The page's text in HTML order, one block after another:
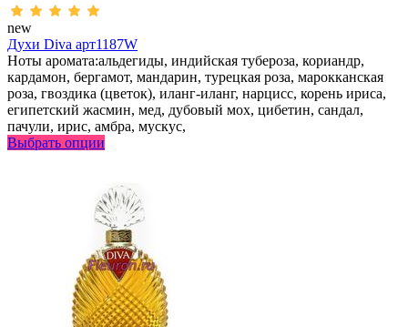
new
Духи Diva арт1187W
Ноты аромата:альдегиды, индийская тубероза, кориандр,
кардамон, бергамот, мандарин, турецкая роза, марокканская
роза, гвоздика (цветок), иланг-иланг, нарцисс, корень ириса,
египетский жасмин, мед, дубовый мох, цибетин, сандал,
пачули, ирис, амбра, мускус,
Выбрать опции